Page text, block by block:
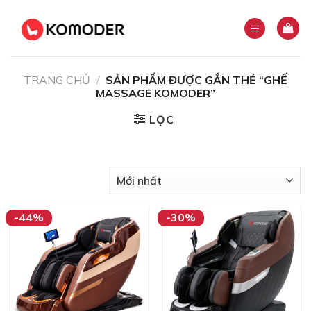
content
TRANG CHỦ / SẢN PHẨM ĐƯỢC GẮN THẺ “GHẾ
MASSAGE KOMODER”
LỌC
-44% -30%